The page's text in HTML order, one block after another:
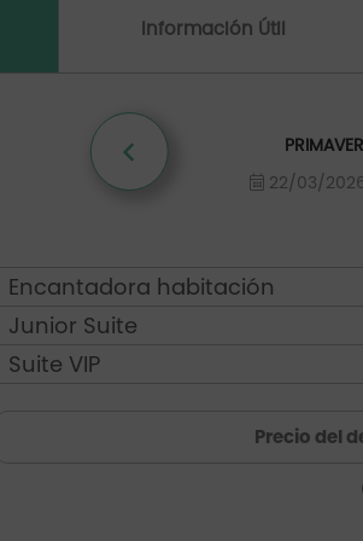
Información Útil
22/03/
Encantadora habitación
Junior Suite
Suite VIP
Precio del